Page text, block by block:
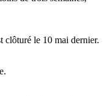
clôturé le 10 mai dernier.